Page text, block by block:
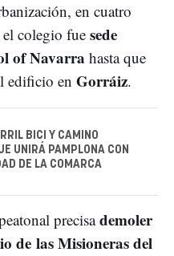
en cuatro
colegio fue sede
of Navarra hasta que
edificio en Gorráiz.
BICI Y CAMINO
UNIRÁ PAMPLONA CON
DE LA COMARCA
precisademoler
de las Misioneras del